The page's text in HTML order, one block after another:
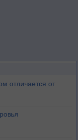
отличается от